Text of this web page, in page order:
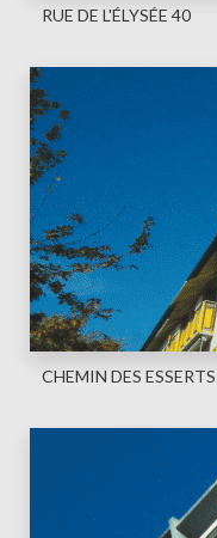
RUE DE L'ÉLYSÉE 40
CHEMIN DES